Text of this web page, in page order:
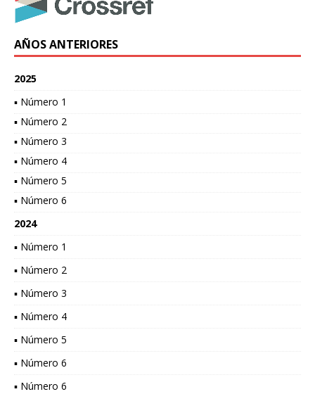
AÑOS ANTERIORES
2025
▪ Número 1
▪ Número 2
▪ Número 3
▪ Número 4
▪ Número 5
▪ Número 6
2024
▪ Número 1
▪ Número 2
▪ Número 3
▪ Número 4
▪ Número 5
▪ Número 6
▪ Número 6